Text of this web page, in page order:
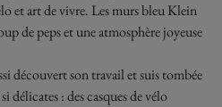
et art de vivre. Les murs bleu Klein
de peps et une atmosphère joyeuse
découvert son travail et suis tombée
délicates : des casques de vélo